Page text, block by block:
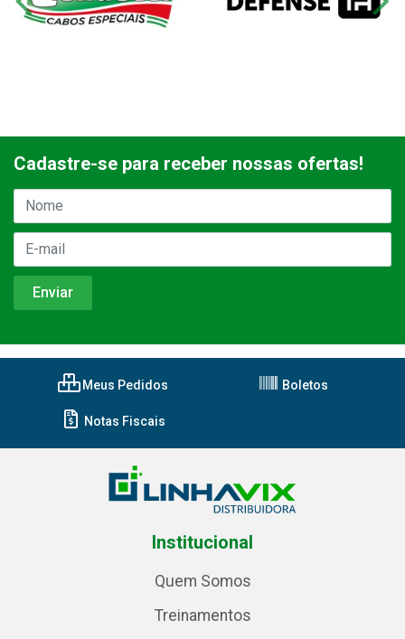
Cadastre-se para receber nossas ofertas!
Meus Pedidos Boletos
Notas Fiscais
Institucional
Quem Somos
Treinamentos